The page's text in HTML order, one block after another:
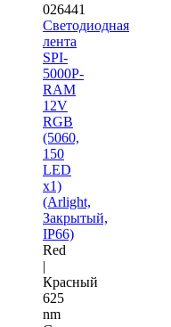
026441
Светодиодная
лента
SPI-
5000P-
RAM
12V
RGB
(5060,
150
LED
x1)
(Arlight,
Закрытый,
IP66)
Red
|
Красный
625
nm